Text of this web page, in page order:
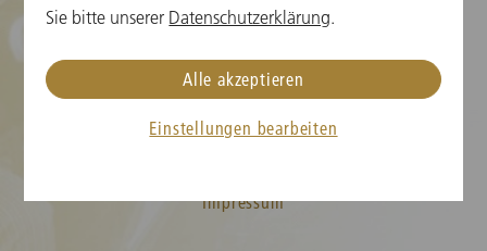
Presse
Kontakt
Impressum
Sie bitte unserer Datenschutzerklärung.
Einstellungen bearbeiten
Alle akzeptieren